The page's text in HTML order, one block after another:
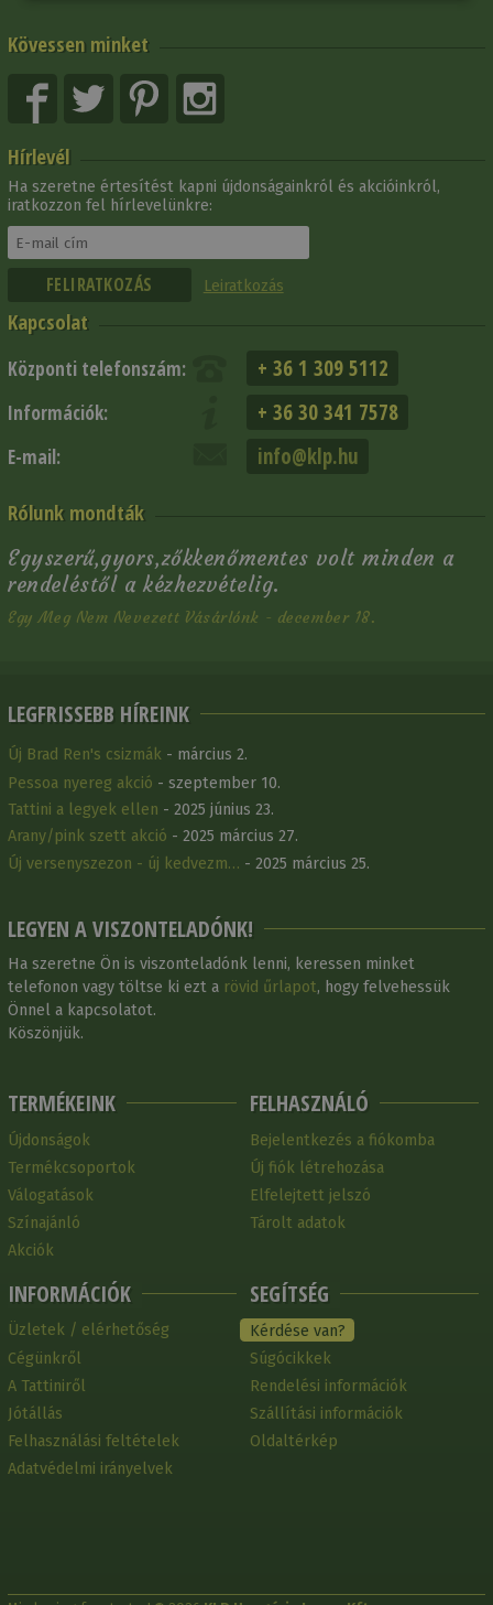
Kövessen minket
Hírlevél
Ha szeretne értesítést kapni újdonságainkról és akcióinkról,
iratkozzon fel hírlevelünkre:
Leiratkozás
Kapcsolat
Központi telefonszám: + 36 1 309 5112
Információk: + 36 30 341 7578
E-mail: info@klp.hu
Rólunk mondták
Egyszerű,gyors,zőkkenőmentes volt minden a
rendeléstől a kézhezvételig.
Egy Meg Nem Nevezett Vásárlónk - december 18.
LEGFRISSEBB HÍREINK
Új Brad Ren's csizmák - március 2.
Pessoa nyereg akció - szeptember 10.
Tattini a legyek ellen - 2025 június 23.
Arany/pink szett akció - 2025 március 27.
Új versenyszezon - új kedvezm… - 2025 március 25.
LEGYEN A VISZONTELADÓNK!
Ha szeretne Ön is viszonteladónk lenni, keressen minket
telefonon vagy töltse ki ezt a rövid űrlapot, hogy felvehessük
Önnel a kapcsolatot.
Köszönjük.
TERMÉKEINK
Újdonságok
Termékcsoportok
Válogatások
Színajánló
Akciók
INFORMÁCIÓK
Üzletek / elérhetőség
Cégünkről
A Tattiniről
Jótállás
Felhasználási feltételek
Adatvédelmi irányelvek
FELHASZNÁLÓ
Bejelentkezés a fiókomba
Új fiók létrehozása
Elfelejtett jelszó
Tárolt adatok
SEGÍTSÉG
Kérdése van?
Súgócikkek
Rendelési információk
Szállítási információk
Oldaltérkép